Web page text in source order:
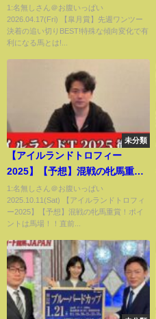
で有利になる馬とは!?
1:名無しさん＠お腹いっぱい
2026.04.17(Fri) 【皐月賞】先週ワンツー
決着の追い切りBEST!特殊な傾向変化で有
利になる馬とは!...
未分類
【アイルランドトロフィー
2025】【予想】混戦の牝馬重
賞！ポイントは馬場！！直前の
トラックバイアスを踏まえた予
想・見解
1:名無しさん＠お腹いっぱい
2025.10.11(Sat) 【アイルランドトロフィ
ー2025】【予想】混戦の牝馬重賞！ポイ
ントは馬場！！直前...